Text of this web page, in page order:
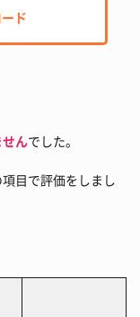
ド
んでした。
目で評価をしまし